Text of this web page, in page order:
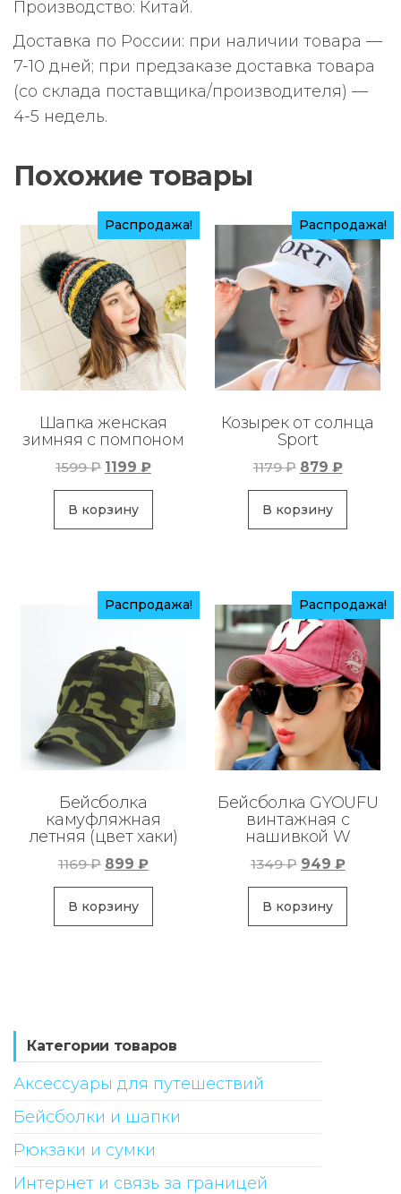
Производство: Китай.
Доставка по России: при наличии товара —
7-10 дней; при предзаказе доставка товара
(со склада поставщика/производителя) —
4-5 недель.
Похожие товары
Распродажа!
Шапка женская
зимняя с помпоном
1599₽ Первоначальная
цена
составляла
1599 ₽.
1199 ₽Текущая
цена:
В корзину
Распродажа!
Козырек от солнца
Sport
1179₽
цена
составляла
1179 ₽.
879 ₽
цена:
В корзину
Распродажа!
Бейсболка
камуфляжная
летняя (цвет хаки)
1169₽ Первоначальная
цена
составляла
1169 ₽.
899 ₽Текущая
цена:
В корзину
Распродажа!
Бейсболка GYOUFU
винтажная с
нашивкой W
1349₽
цена
составляла
1349 ₽.
949 ₽
цена:
В корзину
Категории товаров
Аксессуары для путешествий
Бейсболки и шапки
Рюкзаки и сумки
Интернет и связь за границей